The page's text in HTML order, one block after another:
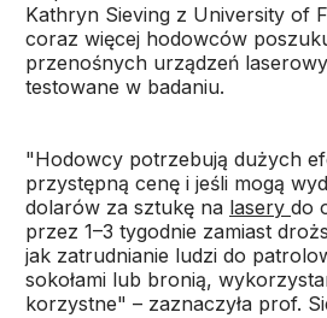
Kathryn Sieving z University of
coraz więcej hodowców
przenośnych urządzeń
testowane w badaniu.
"Hodowcy potrzebują dużych
przystępną cenę i jeśli mogą
dolarów za sztukę na lasery do
przez 1–3 tygodnie zamiast
jak zatrudnianie ludzi do
sokołami lub bronią,
korzystne" – zaznaczyła prof.